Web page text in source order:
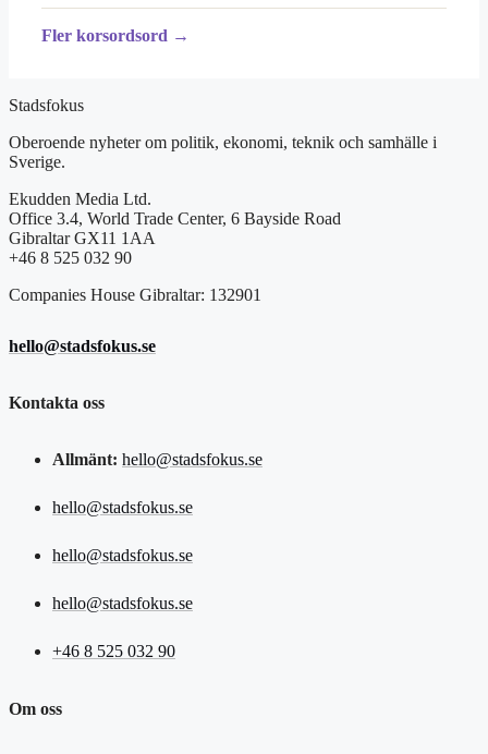
Fler korsordsord →
Stadsfokus
Oberoende nyheter om politik, ekonomi, teknik och samhälle i
Sverige.
Ekudden Media Ltd.
Office 3.4, World Trade Center, 6 Bayside Road
Gibraltar GX11 1AA
+46 8 525 032 90
Companies House Gibraltar: 132901
hello@stadsfokus.se
Kontakta oss
Allmänt: hello@stadsfokus.se
hello@stadsfokus.se
hello@stadsfokus.se
hello@stadsfokus.se
+46 8 525 032 90
Om oss